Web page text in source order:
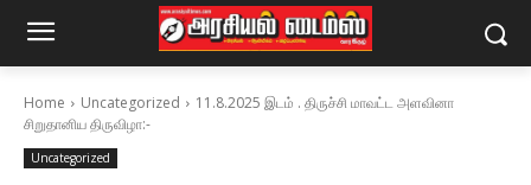
Home Uncategorized
11.8.2025 இடம் . திருச்சி மாவட்ட அளவினா
சிறுதானிய திருவிழா:-
Uncategorized